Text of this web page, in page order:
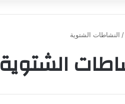
/ النشاطات الشتوية
الشتوية